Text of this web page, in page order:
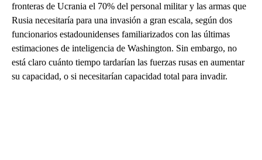
fronteras de Ucrania el 70% del personal militar y las armas que
Rusia necesitaría para una invasión a gran escala, según dos
funcionarios estadounidenses familiarizados con las últimas
estimaciones de inteligencia de Washington. Sin embargo, no
está claro cuánto tiempo tardarían las fuerzas rusas en aumentar
su capacidad, o si necesitarían capacidad total para invadir.